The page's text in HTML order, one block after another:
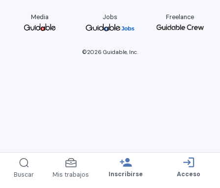
Media Jobs Freelance
©2026 Guidable, Inc.
Buscar Mis trabajos
person_add
Inscribirse
login
Acceso